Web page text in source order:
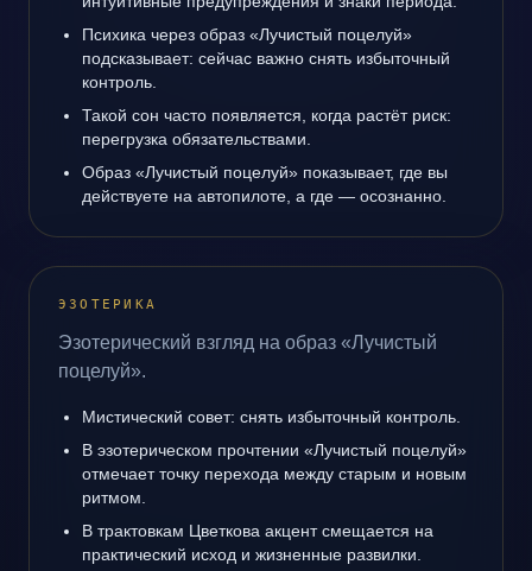
Психика через образ «Лучистый поцелуй»
подсказывает: сейчас важно снять избыточный
контроль.
Такой сон часто появляется, когда растёт риск:
перегрузка обязательствами.
Образ «Лучистый поцелуй» показывает, где вы
действуете на автопилоте, а где — осознанно.
ЭЗОТЕРИКА
Эзотерический взгляд на образ «Лучистый
поцелуй».
Мистический совет: снять избыточный контроль.
В эзотерическом прочтении «Лучистый поцелуй»
отмечает точку перехода между старым и новым
ритмом.
В трактовкам Цветкова акцент смещается на
практический исход и жизненные развилки.